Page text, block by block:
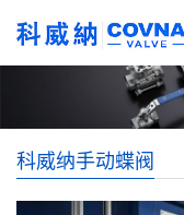
科威纳手动蝶阀